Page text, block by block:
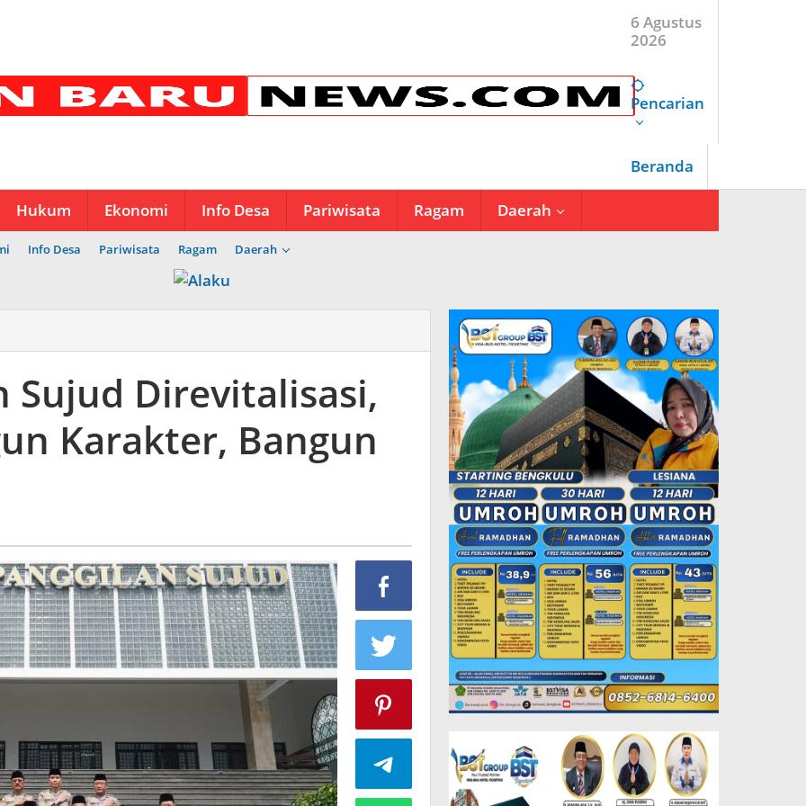
6 Agustus
2026
Pencarian
Beranda
Hukum Ekonomi Info Desa Pariwisata Ragam Daerah
Info Desa Pariwisata Ragam Daerah
Sujud Direvitalisasi,
Karakter, Bangun